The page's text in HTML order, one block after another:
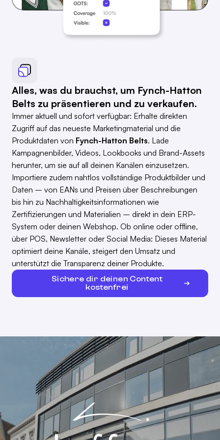
Alles, was du brauchst, um Fynch-Hatton
Belts zu präsentieren und zu verkaufen.
Immer aktuell und sofort verfügbar: Erhalte direkten
Zugriff auf das neueste Marketingmaterial und die
Produktdaten von Fynch-Hatton Belts. Lade
Kampagnenbilder, Videos, Lookbooks und Brand-Assets
herunter, um sie auf all deinen Kanälen einzusetzen.
Importiere zudem nahtlos vollständige Produktbilder und
Daten – von EANs und Preisen über Beschreibungen
bis hin zu Nachhaltigkeitsinformationen wie
Zertifizierungen und Materialien – direkt in dein ERP-
System oder deinen Webshop. Ob online oder offline,
über POS, Newsletter oder Social Media: Dieses Material
optimiert deine Kanäle, steigert den Umsatz und
unterstützt die Transparenz deiner Produkte.
Sichere dir deinen Content
kostenfrei